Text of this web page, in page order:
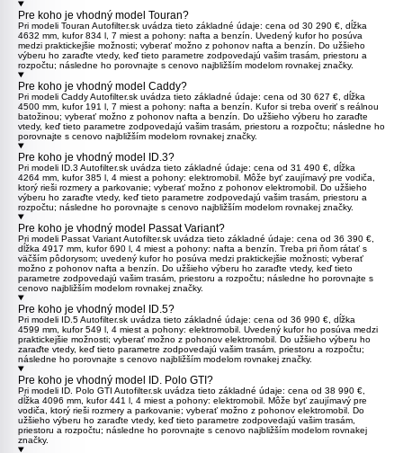
Pre koho je vhodný model Touran?
Pri modeli Touran Autofilter.sk uvádza tieto základné údaje: cena od 30 290 €, dĺžka
4632 mm, kufor 834 l, 7 miest a pohony: nafta a benzín. Uvedený kufor ho posúva
medzi praktickejšie možnosti; vyberať možno z pohonov nafta a benzín. Do užšieho
výberu ho zaraďte vtedy, keď tieto parametre zodpovedajú vašim trasám, priestoru a
rozpočtu; následne ho porovnajte s cenovo najbližším modelom rovnakej značky.
Pre koho je vhodný model Caddy?
Pri modeli CaddyAutofilter.sk uvádza tieto základné údaje: cena od 30 627 €, dĺžka
4500 mm, kufor 191 l, 7 miest a pohony: nafta a benzín. Kufor si treba overiť s reálnou
batožinou; vyberať možno z pohonov nafta a benzín. Do užšieho výberu ho zaraďte
vtedy, keď tieto parametre zodpovedajú vašim trasám, priestoru a rozpočtu; následne ho
porovnajte s cenovo najbližším modelom rovnakej značky.
Pre koho je vhodný model ID.3?
Pri modeli ID.3 Autofilter.sk uvádza tieto základné údaje: cena od 31 490 €, dĺžka
4264 mm, kufor 385 l, 4 miest a pohony: elektromobil. Môže byť zaujímavý pre vodiča,
ktorý rieši rozmery a parkovanie; vyberať možno z pohonov elektromobil. Do užšieho
výberu ho zaraďte vtedy, keď tieto parametre zodpovedajú vašim trasám, priestoru a
rozpočtu; následne ho porovnajte s cenovo najbližším modelom rovnakej značky.
Pre koho je vhodný model Passat Variant?
Pri modeli Passat VariantAutofilter.sk uvádza tieto základné údaje: cena od 36 390 €,
dĺžka 4917 mm, kufor 690 l, 4 miest a pohony: nafta a benzín. Treba pri ňom rátať s
väčším pôdorysom; uvedený kufor ho posúva medzi praktickejšie možnosti; vyberať
možno z pohonov nafta a benzín. Do užšieho výberu ho zaraďte vtedy, keď tieto
parametre zodpovedajú vašim trasám, priestoru a rozpočtu; následne ho porovnajte s
cenovo najbližším modelom rovnakej značky.
Pre koho je vhodný model ID.5?
Pri modeli ID.5Autofilter.sk uvádza tieto základné údaje: cena od 36 990 €, dĺžka
4599 mm, kufor 549 l, 4 miest a pohony: elektromobil. Uvedený kufor ho posúva medzi
praktickejšie možnosti; vyberať možno z pohonov elektromobil. Do užšieho výberu ho
zaraďte vtedy, keď tieto parametre zodpovedajú vašim trasám, priestoru a rozpočtu;
následne ho porovnajte s cenovo najbližším modelom rovnakej značky.
Pre koho je vhodný model ID. Polo GTI?
Pri modeli ID. Polo GTI Autofilter.sk uvádza tieto základné údaje: cena od 38 990 €,
dĺžka 4096 mm, kufor 441 l, 4 miest a pohony: elektromobil. Môže byť zaujímavý pre
vodiča, ktorý rieši rozmery a parkovanie; vyberať možno z pohonov elektromobil. Do
užšieho výberu ho zaraďte vtedy, keď tieto parametre zodpovedajú vašim trasám,
priestoru a rozpočtu; následne ho porovnajte s cenovo najbližším modelom rovnakej
značky.